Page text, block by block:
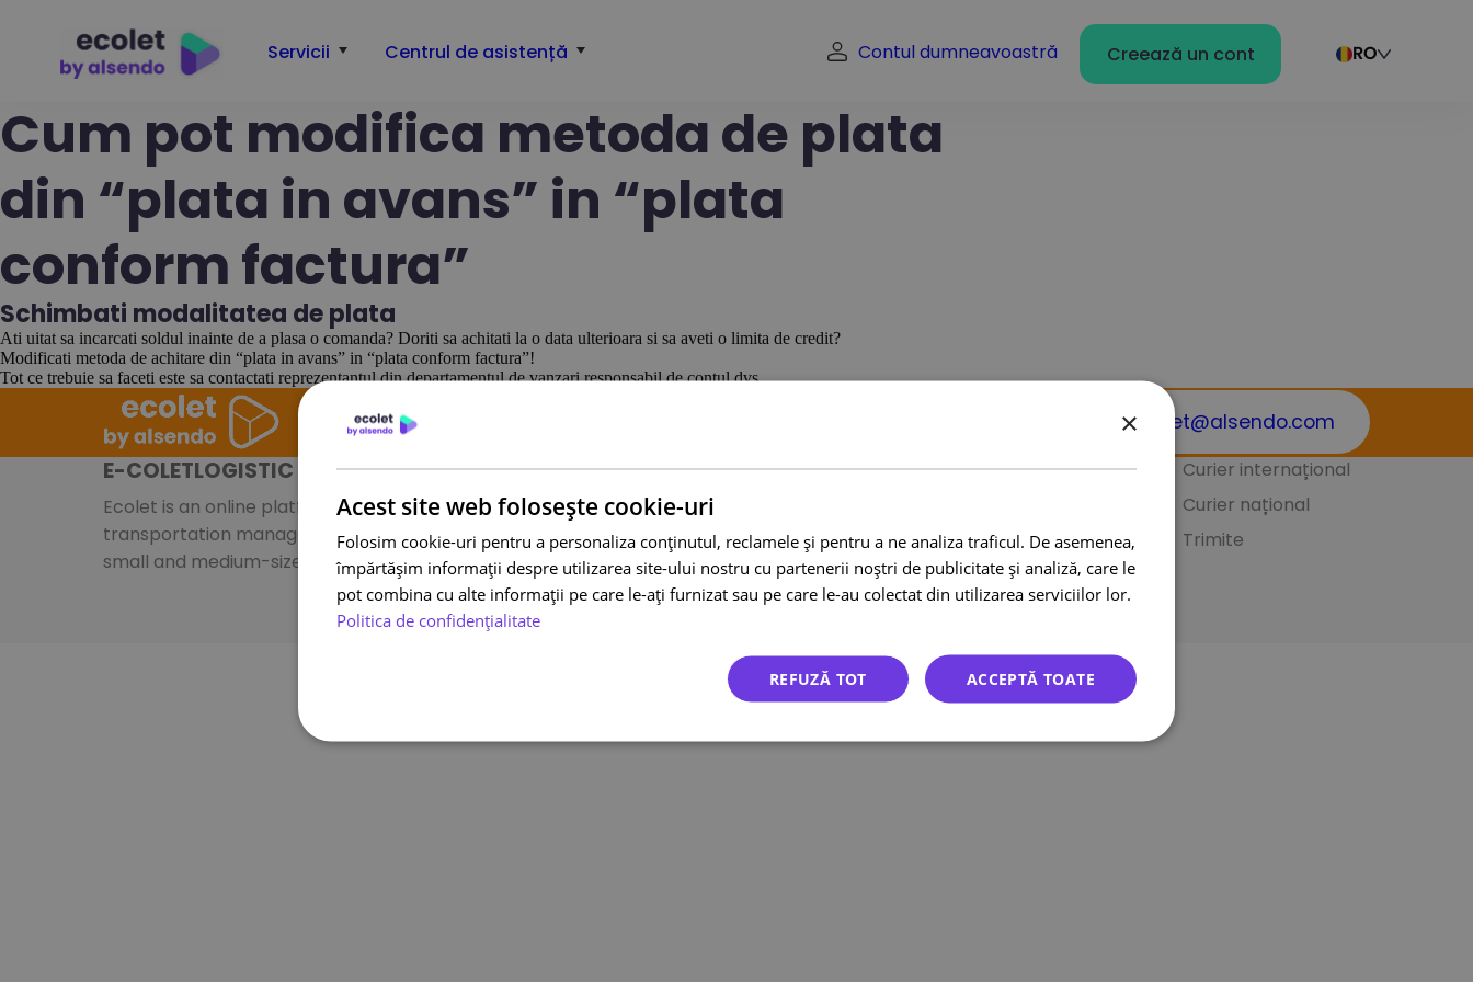
Contul dumneavoastră Creează un cont RO
Servicii Centrul de asistență
Cum pot modifica metoda de plata
din “plata in avans” in “plata
conform factura”
Schimbati modalitatea de plata
Ati uitat sa incarcati soldul inainte de a plasa o comanda? Doriti sa achitati la o data ulterioara si sa aveti o limita de credit?
Modificati metoda de achitare din “plata in avans” in “plata conform factura”!
Tot ce trebuie sa faceti este sa contactati reprezentantul din departamentul de vanzari responsabil de contul dvs.
office.ecolet@alsendo.com
E-COLETLOGISTIC S.A.
Ecolet is an online platform specializing in
transportation management systems for
small and medium-sized businesses.
Știri
Integrări
Contacte
Termeni și condiții
Politica privind
cookie-urile
Curier internațional
Curier național
Trimite
×
Acest site web folosește cookie-uri
Folosim cookie-uri pentru a personaliza conținutul, reclamele și pentru a ne analiza traficul. De asemenea,
împărtășim informații despre utilizarea site-ului nostru cu partenerii noștri de publicitate și analiză, care le
pot combina cu alte informații pe care le-ați furnizat sau pe care le-au colectat din utilizarea serviciilor lor.
Politica de confidențialitate
ACCEPTĂ TOATE
REFUZĂ TOT